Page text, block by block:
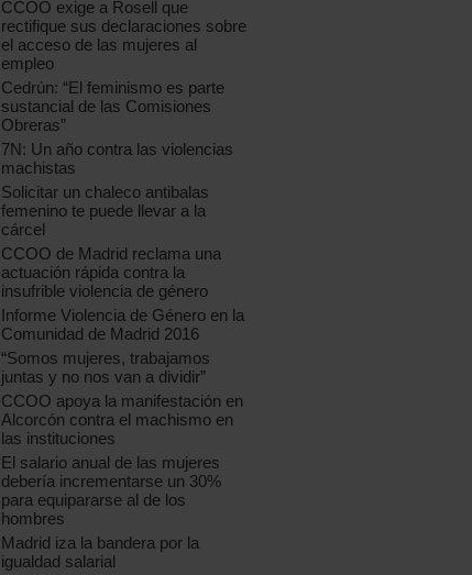
CCOO exige a Rosell que
rectifique sus declaraciones sobre
el acceso de las mujeres al
empleo
Cedrún: “El feminismo es parte
sustancial de las Comisiones
Obreras”
7N: Un año contra las violencias
machistas
Solicitar un chaleco antibalas
femenino te puede llevar a la
cárcel
CCOO de Madrid reclama una
actuación rápida contra la
insufrible violencia de género
Informe Violencia de Género en la
Comunidad de Madrid 2016
“Somos mujeres, trabajamos
juntas y no nos van a dividir”
CCOO apoya la manifestación en
Alcorcón contra el machismo en
las instituciones
El salario anual de las mujeres
debería incrementarse un 30%
para equipararse al de los
hombres
Madrid iza la bandera por la
igualdad salarial